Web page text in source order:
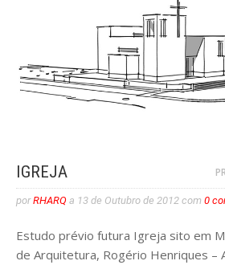
IGREJA
por RHARQ a 13 de Outubro de 2012 com 0
Estudo prévio futura Igreja sito em
de Arquitetura, Rogério Henriques –